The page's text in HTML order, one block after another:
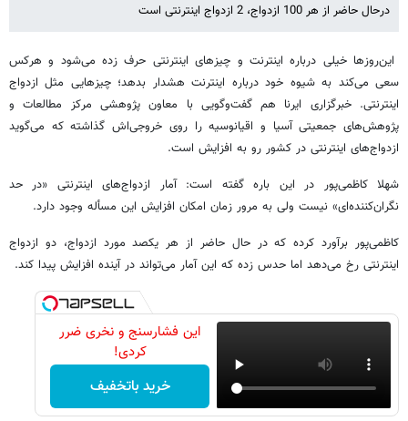
درحال حاضر از هر 100 ازدواج، 2 ازدواج اینترنتی است
این‌روزها خیلی درباره اینترنت و چیزهای اینترنتی حرف زده می‌شود و هرکس
سعی می‌کند به شیوه خود درباره اینترنت هشدار بدهد؛ چیزهایی مثل ازدواج
اینترنتی. خبرگزاری ایرنا هم گفت‌وگویی با معاون پژوهشی مرکز مطالعات و
پژوهش‌های جمعیتی آسیا و اقیانوسیه را روی خروجی‌اش گذاشته که می‌گوید
ازدواج‌های اینترنتی در کشور رو به افزایش است.
شهلا کاظمی‌پور در این باره گفته است: آمار ازدواج‌های اینترنتی «در حد
نگران‌کننده‌ای» نیست ولی به مرور زمان امکان افزایش این مسأله وجود دارد.
کاظمی‌پور برآورد کرده که در حال حاضر از هر یکصد مورد ازدواج، دو ازدواج
اینترنتی رخ می‌دهد اما حدس زده که این آمار می‌تواند در آینده افزایش پیدا کند.
این فشارسنج و نخری ضرر
کردی!
خرید باتخفیف